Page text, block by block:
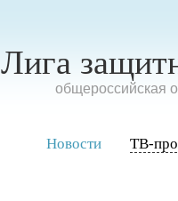
Лига
oбщероссийская
Новости ТВ-